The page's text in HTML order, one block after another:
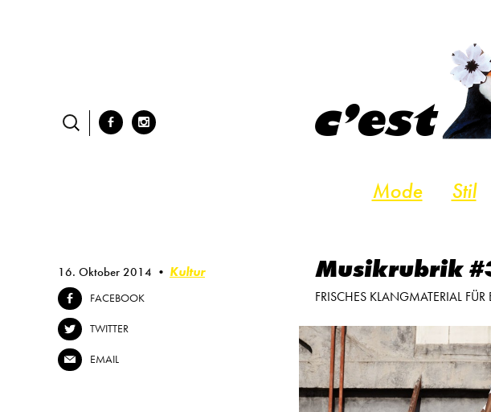
b x
Mode Stil
16. Oktober 2014 Kultur
b FACEBOOK
a TWITTER
@ EMAIL
Musikrubrik
FRISCHES KLANGMATERIAL